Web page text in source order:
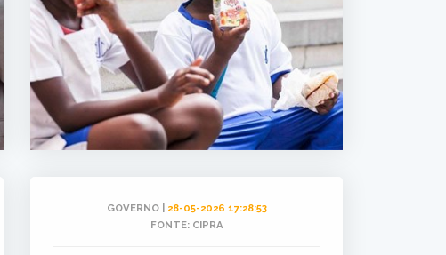
GOVERNO | 28-05-2026 17:28:53
FONTE: CIPRA